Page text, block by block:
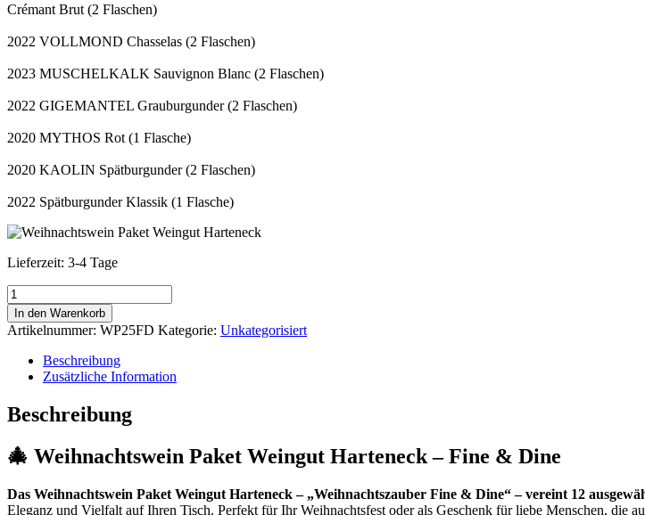
Crémant Brut (2 Flaschen)
2022 VOLLMOND Chasselas (2 Flaschen)
2023 MUSCHELKALK Sauvignon Blanc (2 Flaschen)
2022 GIGEMANTEL Grauburgunder (2 Flaschen)
2020 MYTHOS Rot (1 Flasche)
2020 KAOLIN Spätburgunder (2 Flaschen)
2022 Spätburgunder Klassik (1 Flasche)
Lieferzeit: 3-4 Tage
Weihnachtszauber
Fine
&
Dine
Menge
In den Warenkorb
Artikelnummer: WP25FD Kategorie: Unkategorisiert
Beschreibung
Zusätzliche Information
Beschreibung
🎄 Weihnachtswein Paket Weingut Harteneck – Fine & Dine
Das Weihnachtswein Paket Weingut Harteneck – „Weihnachtszauber Fine & Dine“ – vereint 12
Eleganz und Vielfalt auf Ihren Tisch. Perfekt für Ihr Weihnachtsfest oder als Geschenk für liebe Menschen, die